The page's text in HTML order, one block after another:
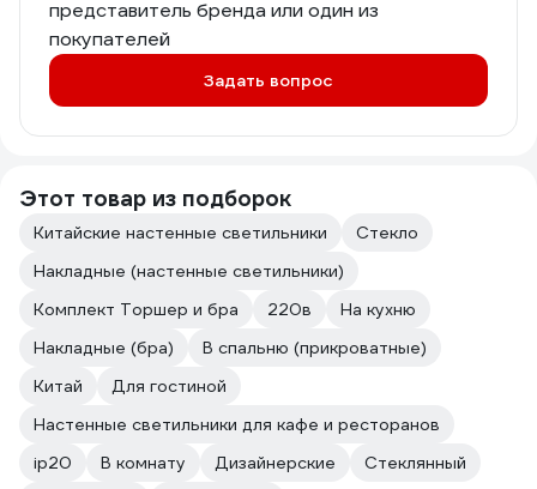
представитель бренда или один из
покупателей
Задать вопрос
Этот товар из подборок
Китайские настенные светильники
Стекло
Накладные (настенные светильники)
Комплект Торшер и бра
220в
На кухню
Накладные (бра)
В спальню (прикроватные)
Китай
Для гостиной
Настенные светильники для кафе и ресторанов
ip20
В комнату Дизайнерские
Стеклянный